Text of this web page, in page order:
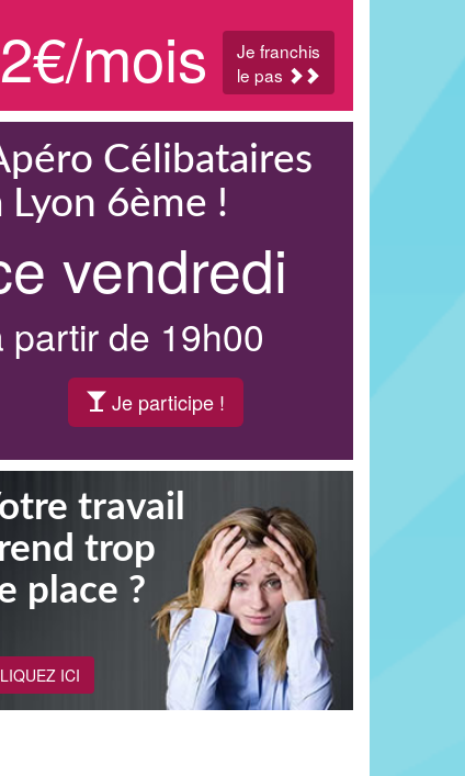
mois
Je franchis
le pas
Célibataires
Lyon 6ème !
vendredi
partir de 19h00
Je participe !
travail
trop
place ?
ICI